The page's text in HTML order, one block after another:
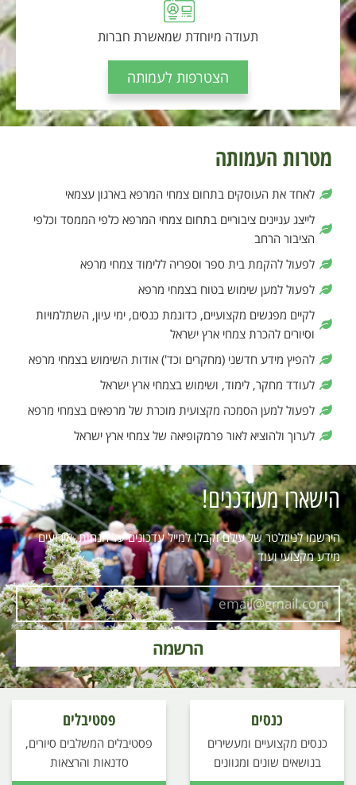
תעודה מיוחדת שמאשרת חברות
הצטרפות לעמותה
מטרות העמותה
לאחד את העוסקים בתחום צמחי המרפא בארגון עצמאי
לייצג עניינים ציבוריים בתחום צמחי המרפא כלפי הממסד וכלפי
הציבור הרחב
לפעול להקמת בית ספר וספריה ללימוד צמחי מרפא
לפעול למען שימוש בטוח בצמחי מרפא
לקיים מפגשים מקצועיים, כדוגמת כנסים, ימי עיון, השתלמויות
וסיורים להכרת צמחי ארץ ישראל
להפיץ מידע חדשני (מחקרים וכד') אודות השימוש בצמחי מרפא
לעודד מחקר, לימוד, ושימוש בצמחי ארץ ישראל
לפעול למען הסמכה מקצועית מוכרת של מרפאים בצמחי מרפא
לערוך ולהוציא לאור פרמקופיאה של צמחי ארץ ישראל
הישארו מעודכנים!
הירשמו לניוזלטר של עילם וקבלו למייל עדכונים על הנחות, אירועים
מידע מקצועי ועוד
הרשמה
כנסים
כנסים מקצועיים ומעשירים
בנושאים שונים ומגוונים
פסטיבלים
פסטיבלים המשלבים סיורים,
סדנאות והרצאות